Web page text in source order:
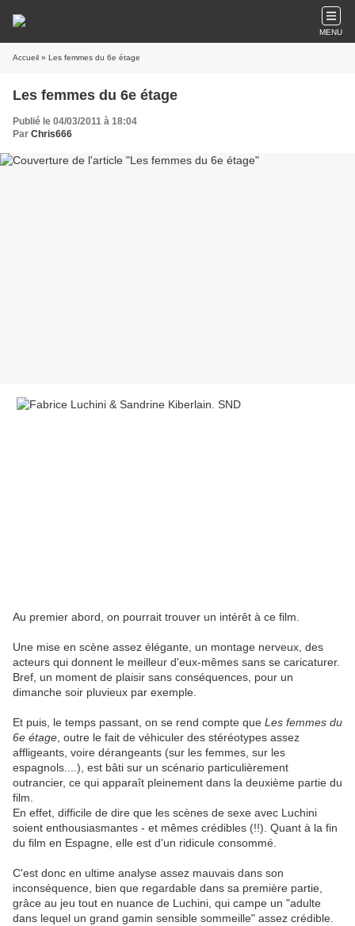
MENU
Accueil » Les femmes du 6e étage
Les femmes du 6e étage
Publié le 04/03/2011 à 18:04
Par Chris666
Au premier abord, on pourrait trouver un intérêt à ce film.
Une mise en scène assez élégante, un montage nerveux, des
acteurs qui donnent le meilleur d'eux-mêmes sans se caricaturer.
Bref, un moment de plaisir sans conséquences, pour un
dimanche soir pluvieux par exemple.
Et puis, le temps passant, on se rend compte que Les femmes du
6e étage , outre le fait de véhiculer des stéréotypes assez
affligeants, voire dérangeants (sur les femmes, sur les
espagnols....), est bâti sur un scénario particulièrement
outrancier, ce qui apparaît pleinement dans la deuxième partie du
film.
En effet, difficile de dire que les scènes de sexe avec Luchini
soient enthousiasmantes - et mêmes crédibles (!!). Quant à la fin
du film en Espagne, elle est d'un ridicule consommé.
C'est donc en ultime analyse assez mauvais dans son
inconséquence, bien que regardable dans sa première partie,
grâce au jeu tout en nuance de Luchini, qui campe un "adulte
dans lequel un grand gamin sensible sommeille" assez crédible.